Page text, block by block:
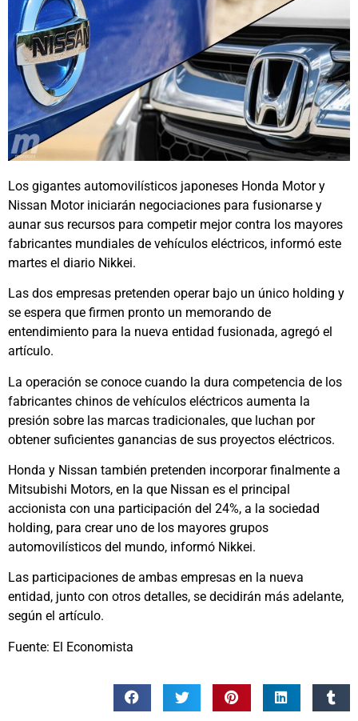
Los gigantes automovilísticos japoneses Honda Motor y
Nissan Motor iniciarán negociaciones para fusionarse y
aunar sus recursos para competir mejor contra los mayores
fabricantes mundiales de vehículos eléctricos, informó este
martes el diario Nikkei.
Las dos empresas pretenden operar bajo un único holding y
se espera que firmen pronto un memorando de
entendimiento para la nueva entidad fusionada, agregó el
artículo.
La operación se conoce cuando la dura competencia de los
fabricantes chinos de vehículos eléctricos aumenta la
presión sobre las marcas tradicionales, que luchan por
obtener suficientes ganancias de sus proyectos eléctricos.
Honda y Nissan también pretenden incorporar finalmente a
Mitsubishi Motors, en la que Nissan es el principal
accionista con una participación del 24%, a la sociedad
holding, para crear uno de los mayores grupos
automovilísticos del mundo, informó Nikkei.
Las participaciones de ambas empresas en la nueva
entidad, junto con otros detalles, se decidirán más adelante,
según el artículo.
Fuente: El Economista